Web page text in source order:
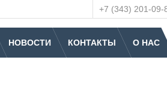
+7 (343) 201-09-
НОВОСТИ КОНТАКТЫ О НАС